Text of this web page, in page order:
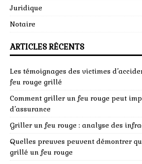
Juridique
Notaire
ARTICLES RÉCENTS
Les témoignages des victimes
feu rouge grillé
Comment griller un feu rouge peut
d’assurance
Griller un feu rouge : analyse des
Quelles preuves peuvent démontrer
grillé un feu rouge